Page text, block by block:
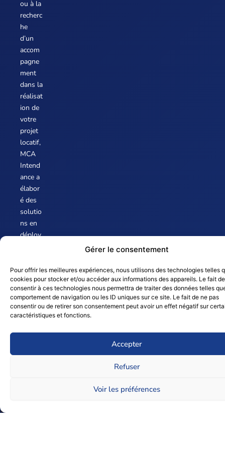
Gérer le consentement
Pour offrir les meilleures expériences, nous utilisons des technologies telles
cookies pour stocker et/ou accéder aux informations des appareils. Le fait de
consentir à ces technologies nous permettra de traiter des données telles
comportement de navigation ou les ID uniques sur ce site. Le fait de ne pas
consentir ou de retirer son consentement peut avoir un effet négatif sur
caractéristiques et fonctions.
Accepter
Refuser
Voir les préférences
ou à la
recherc
he
d’un
accom
pagne
ment
dans la
réalisat
ion de
votre
projet
locatif,
MCA
Intend
ance a
élabor
é des
solutio
ns en
déploy
service
s
d’inten
dance
et de
Conciergerie